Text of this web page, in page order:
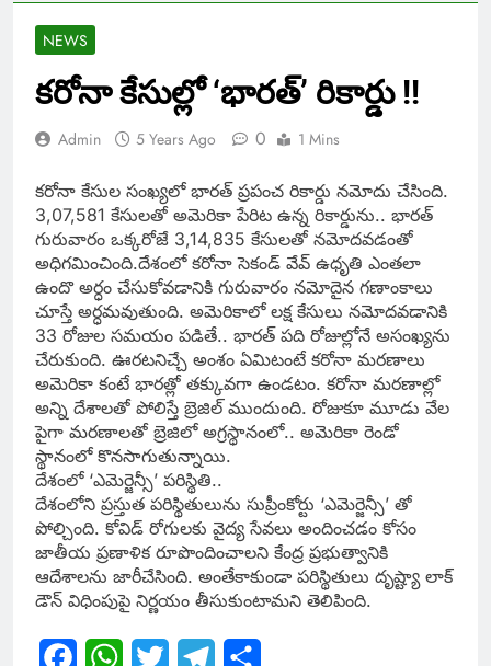
NEWS
కరోనా కేసుల్లో ‘భారత్’ రికార్డు !!
Admin 5 Years Ago 0 1 Mins
కరోనా కేసుల సంఖ్యలో భారత్ ప్రపంచ రికార్డు నమోదు చేసింది.
3,07,581 కేసులతో అమెరికా పేరిట ఉన్న రికార్డును.. భారత్
గురువారం ఒక్కరోజే 3,14,835 కేసులతో నమోదవడంతో
అధిగమించింది.దేశంలో కరోనా సెకండ్ వేవ్ ఉధృతి ఎంతలా
ఉందొ అర్ధం చేసుకోవడానికి గురువారం నమోదైన గణాంకాలు
చూస్తే అర్ధమవుతుంది. అమెరికాలో లక్ష కేసులు నమోదవడానికి
33 రోజుల సమయం పడితే.. భారత్ పది రోజుల్లోనే అసంఖ్యను
చేరుకుంది. ఊరటనిచ్చే అంశం ఏమిటంటే కరోనా మరణాలు
అమెరికా కంటే భారత్లో తక్కువగా ఉండటం. కరోనా మరణాల్లో
అన్ని దేశాలతో పోలిస్తే బ్రెజిల్ ముందుంది. రోజుకూ మూడు వేల
పైగా మరణాలతో బ్రెజిలో అగ్రస్థానంలో.. అమెరికా రెండో
స్థానంలో కొనసాగుతున్నాయి.
దేశంలో ‘ఎమెర్జెన్సీ’ పరిస్థితి..
దేశంలోని ప్రస్తుత పరిస్థితులును సుప్రీంకోర్టు ‘ఎమెర్జెన్సీ’ తో
పోల్చింది. కోవిడ్ రోగులకు వైద్య సేవలు అందించడం కోసం
జాతీయ ప్రణాళిక రూపొందించాలని కేంద్ర ప్రభుత్వానికి
ఆదేశాలను జారీచేసింది. అంతేకాకుండా పరిస్థితులు దృష్ట్యా లాక్
డౌన్ విధింపుపై నిర్ణయం తీసుకుంటామని తెలిపింది.
FacebookWhatsApp
Twitter Telegram